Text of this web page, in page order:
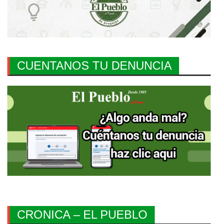
CUENTANOS TU DENUNCIA
CRONICA – EL PUEBLO